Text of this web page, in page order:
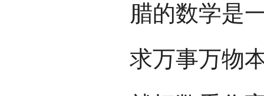
腊的数学是
求万事万物